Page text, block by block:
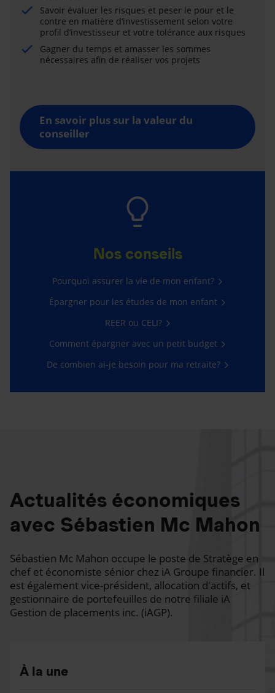
Savoir évaluer les risques et peser le pour et le
contre en matière d’investissement selon votre
profil d’investisseur et votre tolérance aux risques
Gagner du temps et amasser les sommes
nécessaires afin de réaliser vos projets
En savoir plus sur la valeur du
conseiller
Nos conseils
Pourquoi assurer la vie de mon enfant?
Épargner pour les études de mon enfant
REER ou CELI?
Comment épargner avec un petit budget
De combien ai-je besoin pour ma retraite?
Actualités économiques
avec Sébastien Mc Mahon
Sébastien Mc Mahon occupe le poste de Stratège en
chef et économiste sénior chez iA Groupe financier. Il
est également vice-président, allocation d'actifs, et
gestionnaire de portefeuilles de notre filiale iA
Gestion de placements inc. (iAGP).
À la une